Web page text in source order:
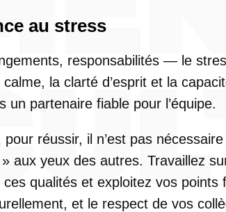
au stress
responsabilités — le
la clarté d’esprit et la
un partenaire fiable pour l’équipe.
réussir, il n’est pas nécessaire
aux yeux des autres. Travaillez
ces qualités et exploitez vos
et le respect de vos